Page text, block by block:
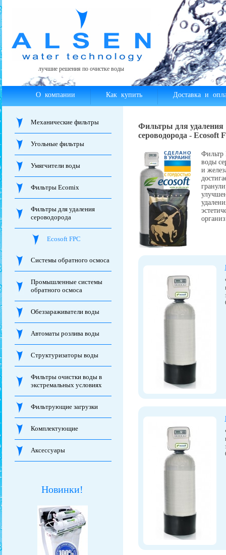
лучшие решения по очистке воды
О компании Как купить Доставка и
Механические фильтры
Угольные фильтры
Умягчители воды
Фильтры Ecomix
Фильтры для удаления
сероводорода
Ecosoft FPC
Системы обратного осмоса
Промышленные системы
обратного осмоса
Обеззараживатели воды
Автоматы розлива воды
Структуризаторы воды
Фильтры очистки воды в
экстремальных условиях
Фильтрующие загрузки
Комплектующие
Аксессуары
Новинки!
Фильтры для удаления
сероводорода - Ecosoft
Фильтр
воды
и